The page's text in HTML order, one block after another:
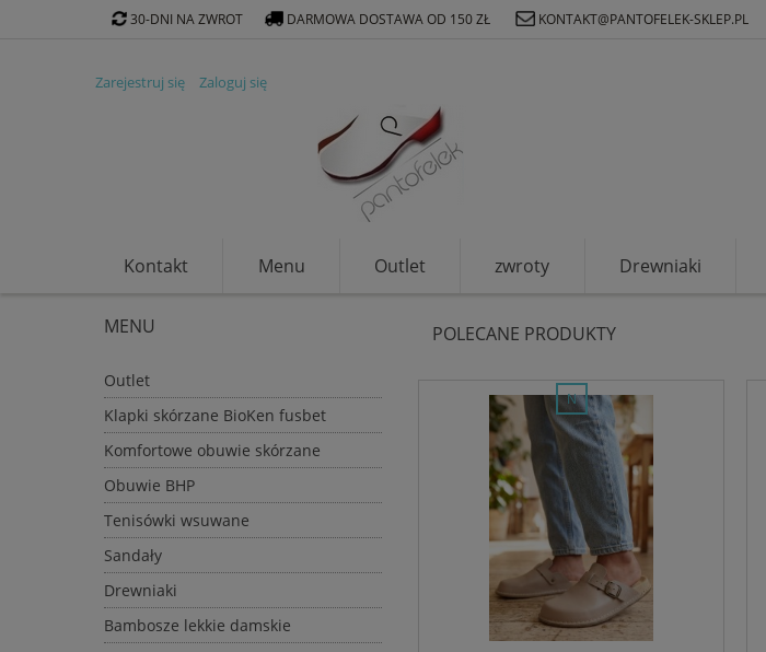
Zarejestruj się Zaloguj się
Kontakt Menu Outlet zwroty Drewniaki
Klapki ekologiczne
30-DNI NA ZWROT DARMOWA DOSTAWA OD 150 ZŁ KONTAKT@PANTOFELEK-SKLEP.PL
MENU
Outlet
Klapki skórzane BioKen fusbet
Komfortowe obuwie skórzane
Obuwie BHP
Tenisówki wsuwane
Sandały
Drewniaki
Bambosze lekkie damskie
POLECANE PRODUKTY
nowość